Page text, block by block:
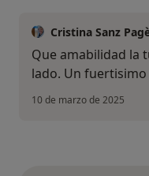
Cristina Sanz
Que amabilidad la
lado. Un fuertisimo
10 de marzo de 2025